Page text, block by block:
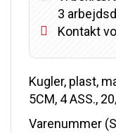
3
Kontakt
Kugler, plast,
5CM, 4 ASS.,
Varenummer